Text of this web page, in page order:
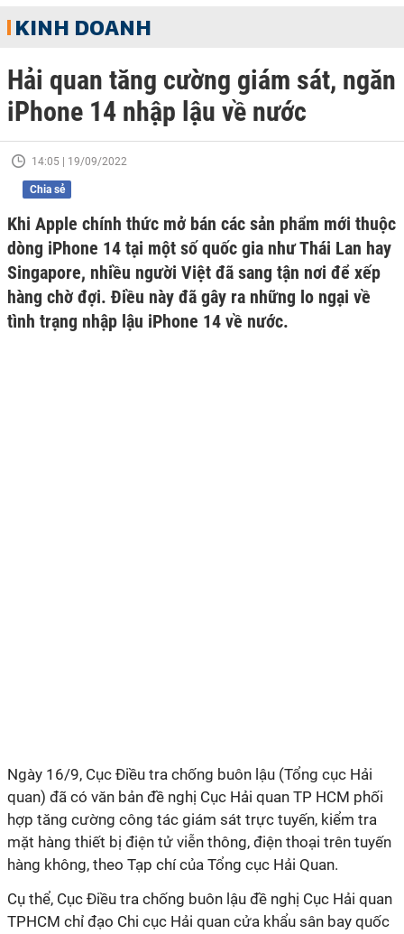
KINH DOANH
Hải quan tăng cường giám sát, ngăn
iPhone 14 nhập lậu về nước
14:05 | 19/09/2022
Chia sẻ
Khi Apple chính thức mở bán các sản phẩm mới thuộc
dòng iPhone 14 tại một số quốc gia như Thái Lan hay
Singapore, nhiều người Việt đã sang tận nơi để xếp
hàng chờ đợi. Điều này đã gây ra những lo ngại về
tình trạng nhập lậu iPhone 14 về nước.
Ngày 16/9, Cục Điều tra chống buôn lậu (Tổng cục Hải
quan) đã có văn bản đề nghị Cục Hải quan TP HCM phối
hợp tăng cường công tác giám sát trực tuyến, kiểm tra
mặt hàng thiết bị điện tử viễn thông, điện thoại trên tuyến
hàng không, theo Tạp chí của Tổng cục Hải Quan.
Cụ thể, Cục Điều tra chống buôn lậu đề nghị Cục Hải quan
TPHCM chỉ đạo Chi cục Hải quan cửa khẩu sân bay quốc